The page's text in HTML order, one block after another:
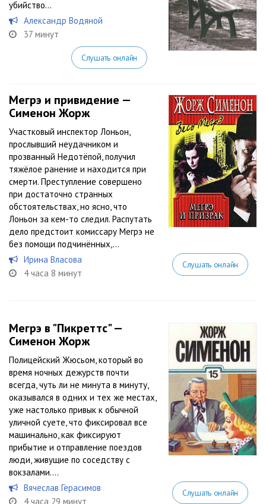
убийство…
Александр Водяной
37 минут
Слушать онлайн
Мегрэ и привидение —
Сименон Жорж
Участковый инспектор Лоньон,
прослывший неудачником и
прозванный Недотёпой, получил
тяжёлое ранение и находится при
смерти. Преступление совершено
при достаточно странных
обстоятельствах, но ясно, что
Лоньон за кем-то следил. Распутать
дело предстоит комиссару Мегрэ не
без помощи подчинённых,...
Ирина Власова
4 часа 8 минут
Слушать онлайн
Мегрэ в "Пикреттс" —
Сименон Жорж
Полицейский Жюсьом, который во
время ночных дежурств почти
всегда, чуть ли не минута в минуту,
оказывался в одних и тех же местах,
уже настолько привык к обычной
уличной суете, что фиксировал все
машинально, как фиксируют
прибытие и отправление поездов
люди, живущие по соседству с
вокзалами....
Вячеслав Герасимов
4 часа 29 минут
Слушать онлайн